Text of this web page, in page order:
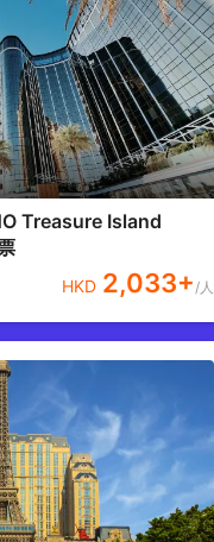
Treasure Island
HKD 2,033+/人